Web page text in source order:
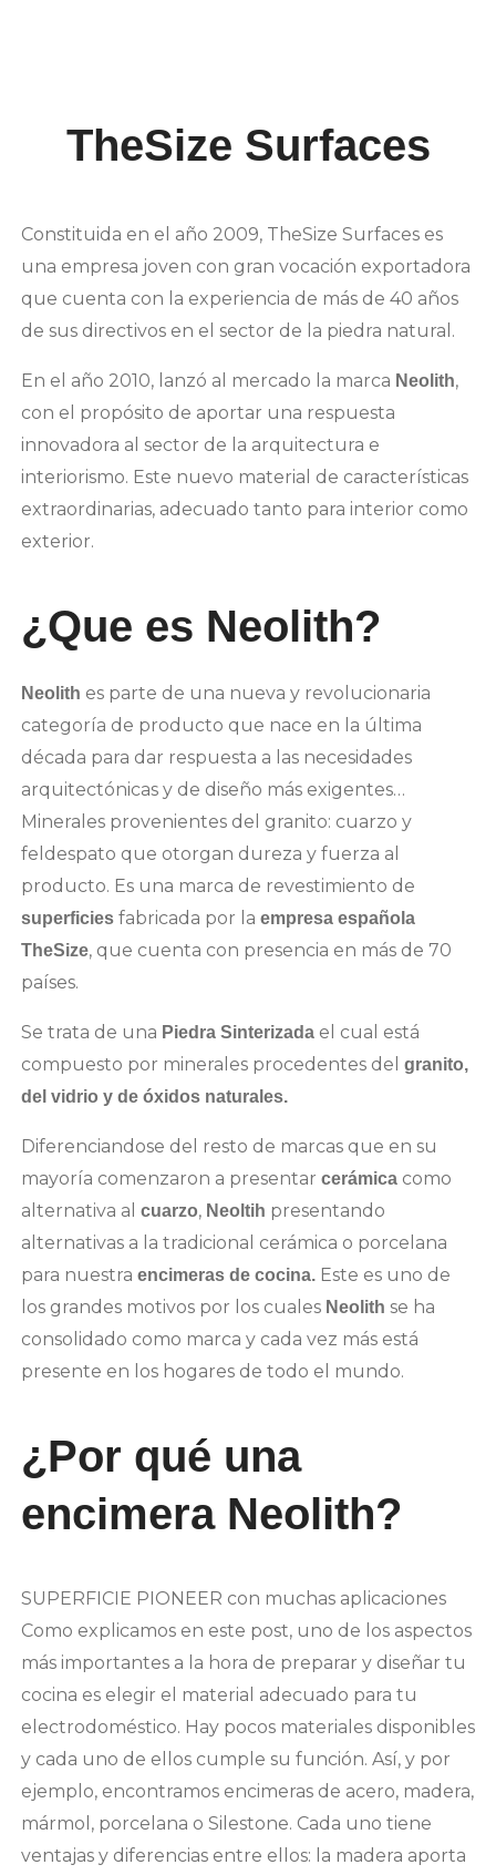
TheSize Surfaces
Constituida en el año 2009, TheSize Surfaces es
una empresa joven con gran vocación exportadora
que cuenta con la experiencia de más de 40 años
de sus directivos en el sector de la piedra natural.
En el año 2010, lanzó al mercado la marca Neolith,
con el propósito de aportar una respuesta
innovadora al sector de la arquitectura e
interiorismo. Este nuevo material de características
extraordinarias, adecuado tanto para interior como
exterior.
¿Que es Neolith?
Neolith es parte de una nueva y revolucionaria
categoría de producto que nace en la última
década para dar respuesta a las necesidades
arquitectónicas y de diseño más exigentes…
Minerales provenientes del granito: cuarzo y
feldespato que otorgan dureza y fuerza al
producto. Es una marca de revestimiento de
superficiesfabricada por la empresa española
TheSize, que cuenta con presencia en más de 70
países.
Se trata de una Piedra Sinterizada el cual está
compuesto por minerales procedentes del granito,
del vidrio y de óxidos naturales.
Diferenciandose del resto de marcas que en su
mayoría comenzaron a presentar cerámicacomo
alternativa al cuarzo, Neoltih presentando
alternativas a la tradicional cerámica o porcelana
para nuestra encimeras de cocina. Este es uno de
los grandes motivos por los cuales Neolith se ha
consolidado como marca y cada vez más está
presente en los hogares de todo el mundo.
¿Por qué una
encimera Neolith?
SUPERFICIE PIONEER con muchas aplicaciones
Como explicamos en este post, uno de los aspectos
más importantes a la hora de preparar y diseñar tu
cocina es elegir el material adecuado para tu
electrodoméstico. Hay pocos materiales disponibles
y cada uno de ellos cumple su función. Así, y por
ejemplo, encontramos encimeras de acero, madera,
mármol, porcelana o Silestone. Cada uno tiene
ventajas y diferencias entre ellos: la madera aporta